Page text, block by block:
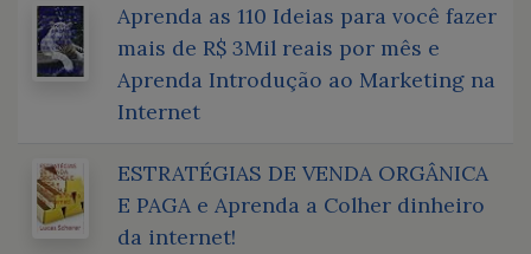
Aprenda as 110 Ideias para você fazer
mais de R$ 3Mil reais por mês e
Aprenda Introdução ao Marketing na
Internet
ESTRATÉGIAS DE VENDA ORGÂNICA
E PAGA e Aprenda a Colher dinheiro
da internet!